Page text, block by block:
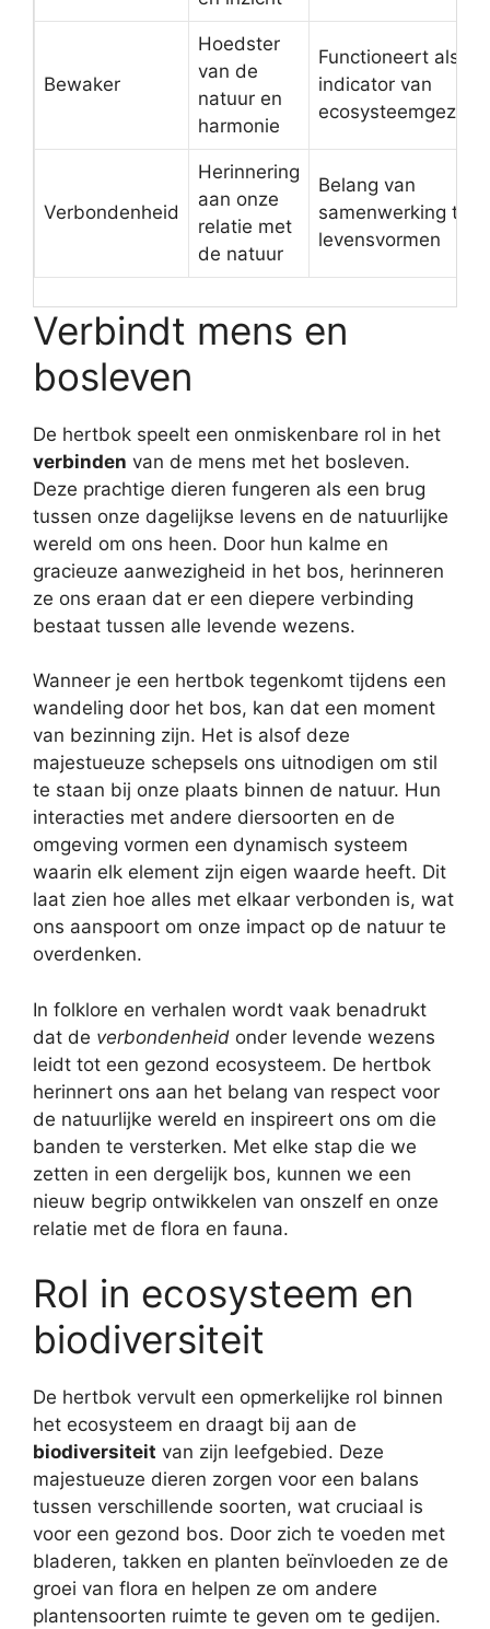
Bewaker
Hoedster
van de
natuur en
harmonie
Functioneert als
indicator van
Verbondenheid
Herinnering
aan onze
relatie met
de natuur
Belang van
samenwerking
levensvormen
Verbindt mens en
bosleven
De hertbok speelt een onmiskenbare rol in het
verbinden van de mens met het bosleven.
Deze prachtige dieren fungeren als een brug
tussen onze dagelijkse levens en de natuurlijke
wereld om ons heen. Door hun kalme en
gracieuze aanwezigheid in het bos, herinneren
ze ons eraan dat er een diepere verbinding
bestaat tussen alle levende wezens.
Wanneer je een hertbok tegenkomt tijdens een
wandeling door het bos, kan dat een moment
van bezinning zijn. Het is alsof deze
majestueuze schepsels ons uitnodigen om stil
te staan bij onze plaats binnen de natuur. Hun
interacties met andere diersoorten en de
omgeving vormen een dynamisch systeem
waarin elk element zijn eigen waarde heeft. Dit
laat zien hoe alles met elkaar verbonden is, wat
ons aanspoort om onze impact op de natuur te
overdenken.
In folklore en verhalen wordt vaak benadrukt
dat de verbondenheid onder levende wezens
leidt tot een gezond ecosysteem. De hertbok
herinnert ons aan het belang van respect voor
de natuurlijke wereld en inspireert ons om die
banden te versterken. Met elke stap die we
zetten in een dergelijk bos, kunnen we een
nieuw begrip ontwikkelen van onszelf en onze
relatie met de flora en fauna.
Rol in ecosysteem en
biodiversiteit
De hertbok vervult een opmerkelijke rol binnen
het ecosysteem en draagt bij aan de
biodiversiteit van zijn leefgebied. Deze
majestueuze dieren zorgen voor een balans
tussen verschillende soorten, wat cruciaal is
voor een gezond bos. Door zich te voeden met
bladeren, takken en planten beïnvloeden ze de
groei van flora en helpen ze om andere
plantensoorten ruimte te geven om te gedijen.